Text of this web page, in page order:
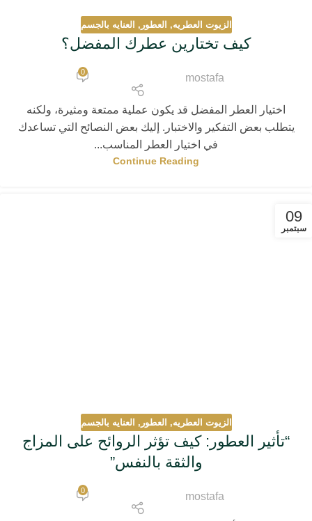
الزيوت العطريه, العطور , العنايه بالجسم
كيف تختارين عطرك المفضل؟
mostafa
0
اختيار العطر المفضل قد يكون عملية ممتعة ومثيرة، ولكنه
يتطلب بعض التفكير والاختبار. إليك بعض النصائح التي تساعدك
في اختيار العطر المناسب...
Continue Reading
09
سبتمبر
الزيوت العطريه, العطور , العنايه بالجسم
“تأثير العطور: كيف تؤثر الروائح على المزاج
والثقة بالنفس”
mostafa
0